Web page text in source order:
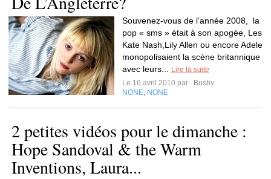
Souvenez-vous de l’année 2008, la
pop « sms » était à son apogée, Les
Kate Nash,Lily Allen ou encore Adele
monopolisaient la scène britannique
avec leurs...
Lire la suite
Le 16 avril 2010 par
Busby
NONE NONE
2 petites vidéos pour le dimanche :
Hope Sandoval & the Warm
Inventions, Laura...